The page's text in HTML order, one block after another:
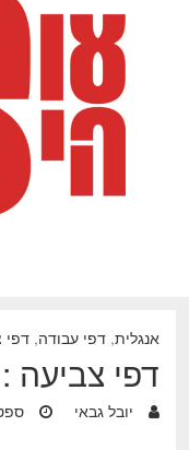
אנגלית, דפי עבודה, דפי
דפי צביעה
יובל גבאי